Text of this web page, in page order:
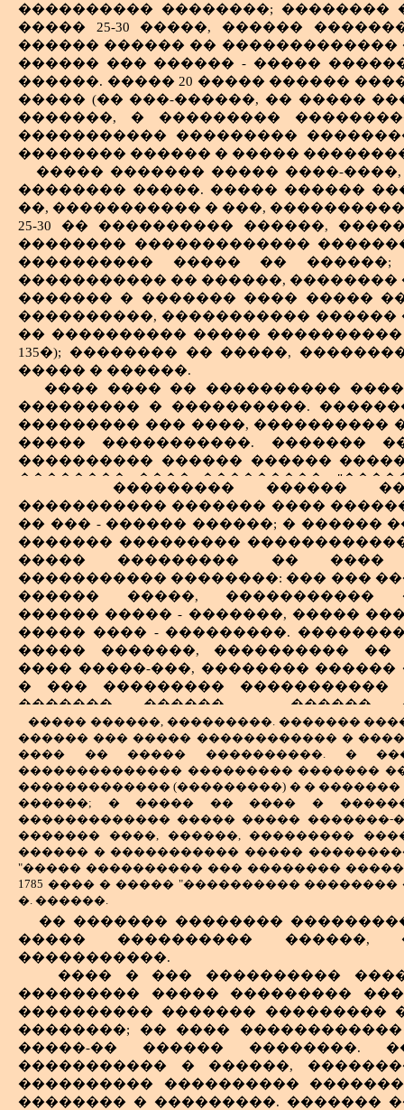
��������� ����������, ���
���� ������, ��������� ��������.
�������������, ������� �� ����
����� ��������� � ����������.
�������� ���
�������������, ������ ��
����������� ���������� ��
������������ ����: ������������
������, ��������� ����.
������������ �������� �����
� ������ ���� ����� ���,
��������������� � �������
���������� �� ������������
���������� ��� ��������� ������:
� ���� ���� ���������� (������).
���������� ��������; ��������
����� 25-30 �����, ������
������ ������ �� �������������
������ ��� ������ - �����
������. ����� 20 ����� ������
����� (�� ���-������, �� �����
�������, � ���������
����������� ���������
�������� ������ � �����
����� ������� ����� ����-
�������� �����. ����� ������
��, ����������� � ���,
25-30 �� ���������� ������,
�������� �������������
���������� ����� ��
����������� �� ������,
������� � ������� ���� �����
����������, ����������� ������
�� ���������� �����
135�); �������� �� �����,
����� � ������.
���� ���� �� ����������
��������� � ����������.
��������� ��� ����, ����������
����� �����������. �������
���������� ������ ������
�������� ���� ���������,
���� �� ������� ����� ����.
���, �������� �����������
������������� � ������������
���� ���� ������ �� ��������
����������� �������� ������,
������ ������ � �����������.
�� ������� ���� �����, ������
��� �� ���: ������ ����� ������
����� �� ��������� ������, �
��� � ������� ��� ��������
������ � ���� �������
�������, �� - �����������! -
������ ��������� ���.
� �� ������� ��� �����
�������� ��������
����������; ���������
�������� �������; ������
��������� ��������, ��������
������������� �����. ����
����� ������.
�� ���� � ������ �����������
����� ����, �������� �������
�������� ������, ������, ���
������. ���� �������,
������������ �����
������ � �� ��������. ����
������� �������� ����,
�� ���� ���������, � �����
� ���������� ������� � ������
��������� ���������� ����,
������� ������, ����, ��
��������� ������
����������� ������� ����
�� ��� - ������ ������; � ������
������� ���������
����� ��������� �� ����
����������� ��������: ��� ���
������ �����, �����������
������ ����� - �������, �����
����� ���� - ���������.
����� �������, ���������� ��
���� �����-���, �������� ������
� ��� ��������� �����������
������� ������ - ������
���������� ������������
������� ���� ������. �� ������
��������� � ��������
���������� ��������
���������. ��� ������, ����� �
���������, ������� ����,
������ �������� "������"
������: ��� ��� ���, � ����
�������, ������� ������� �����,
����� 182-�� �����������
������������ � ������ �
�����.
����� ������, ���������. �������
������ ��� ����� ������������ �
���� �� ����� ����������. �
�������������� ��������� �������
������������� (���������) � �
������; � ����� �� ���� �
������������� ����� ����� �������-
������� ����, ������, ���������
������ � ����������� �����
"����� ���������� ��� ��������
1785 ���� � ����� "����������
�. ������.
� ����� ��� ���������� ���-����
���������� ������������) -
���� � ��������� �. �. ��������, ���
������� ���� �������� � ��������� (
���� �������� ����� ���������
������ � ����������. � 1794 ���� �
������; ��� ��� ��������� � �����
�������� ������. � 1898 ���� ��
��������� �������� ������ ��������
��������� �� ���������, � ����
����� ������ ����� ������ �
�� ���������� � �������
�� ������� ��������
����� ���������� ������,
�����������.
���� � ��� ����������
��������� ����� ���������
���������� ������� ���������
��������; �� ����
�����-�� ������ ��������.
����������� � ������,
���������� ����������
�������� � ���������. �������